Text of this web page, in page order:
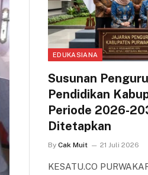
EDUKASIANA
Susunan
Pendidikan
Periode 2026-
Ditetapkan
By Cak Muit 21 Juli 2026
KESATU.CO